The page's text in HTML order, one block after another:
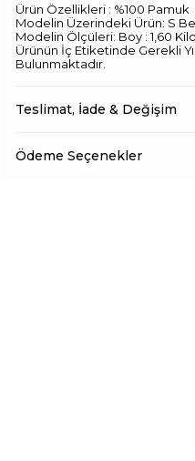
Ürün Özellikleri : %100 Pamuk
Modelin Üzerindeki Ürün: S
Modelin Ölçüleri: Boy : 1,60
Ürünün İç Etiketinde Gerekli
Bulunmaktadır.
Teslimat, İade & Değişim
Ödeme Seçenekler